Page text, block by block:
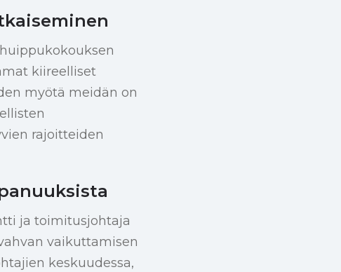
kiireelliset
myötä meidän on
rajoitteiden
ja toimitusjohtaja
vaikuttamisen
keskuudessa,